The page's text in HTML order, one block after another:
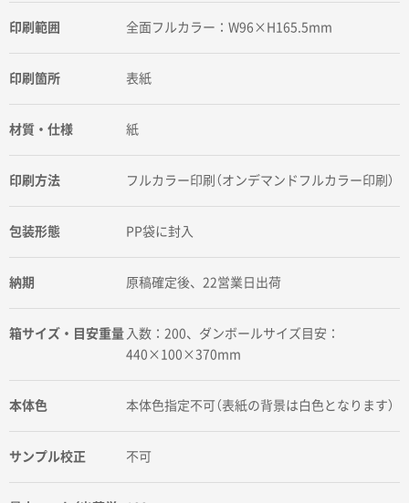
印刷範囲 全面フルカラー：W96×H165.5mm
印刷箇所 表紙
材質・仕様 紙
印刷方法 フルカラー印刷（オンデマンドフルカラー印刷）
包装形態 PP袋に封入
納期 原稿確定後、22営業日出荷
箱サイズ・目安重量 入数：200、ダンボールサイズ目安：
440×100×370mm
本体色 本体色指定不可（表紙の背景は白色となります）
サンプル校正 不可